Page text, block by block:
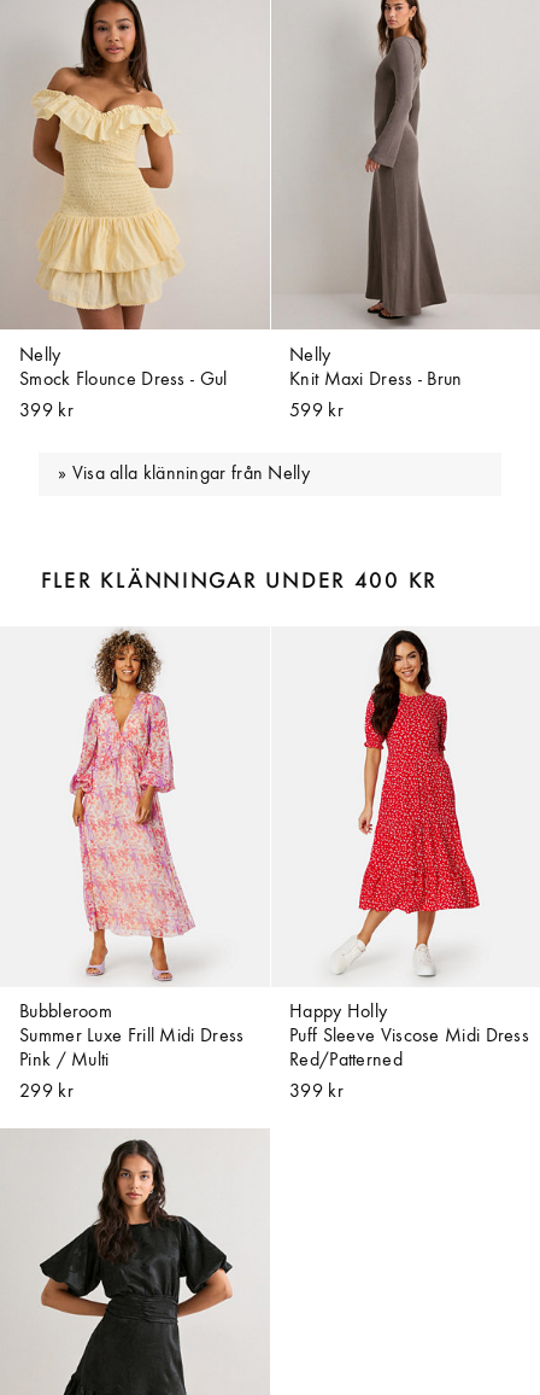
Nelly
Smock Flounce Dress - Gul
399 kr
Nelly
Knit Maxi Dress - Brun
599 kr
Visa alla klänningar från Nelly
FLER KLÄNNINGAR UNDER 400 KR
Bubbleroom
Summer Luxe Frill Midi Dress
Pink / Multi
299 kr
Happy Holly
Puff Sleeve Viscose Midi Dress
Red/Patterned
399 kr